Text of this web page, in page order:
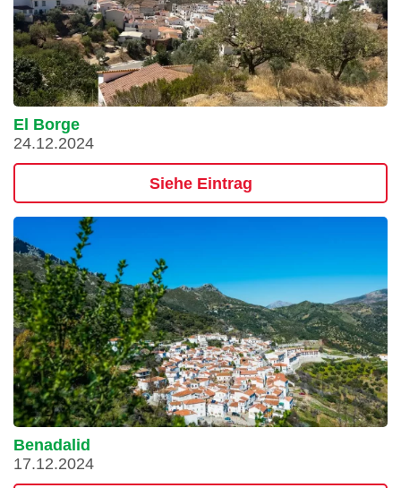
El Borge
24.12.2024
Siehe Eintrag
Benadalid
17.12.2024